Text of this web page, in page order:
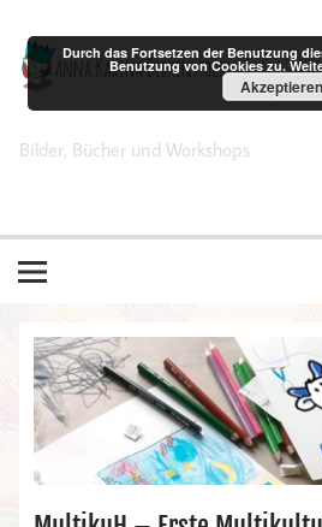
springen
Anna Karina
Bilder, Bücher und Workshops
Durch das Fortsetzen der Benutzung
Benutzung von Cookies zu.
Akzeptieren